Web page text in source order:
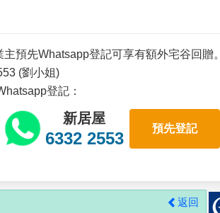
預先Whatsapp登記可享有額外宅谷回贈。
(劉小姐)
登記：
新居屋
6332 2553
預先登記
返回